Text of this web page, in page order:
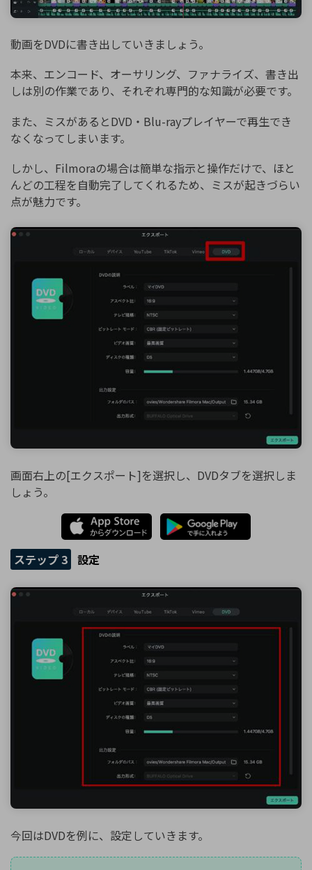
動画をDVDに書き出していきましょう。
本来、エンコード、オーサリング、ファナライズ、書き出
しは別の作業であり、それぞれ専門的な知識が必要です。
また、ミスがあるとDVD・Blu-rayプレイヤーで再生でき
なくなってしまいます。
しかし、Filmoraの場合は簡単な指示と操作だけで、ほと
んどの工程を自動完了してくれるため、ミスが起きづらい
点が魅力です。
画面右上の[エクスポート]を選択し、DVDタブを選択しま
しょう。
ステップ 3 設定
今回はDVDを例に、設定していきます。